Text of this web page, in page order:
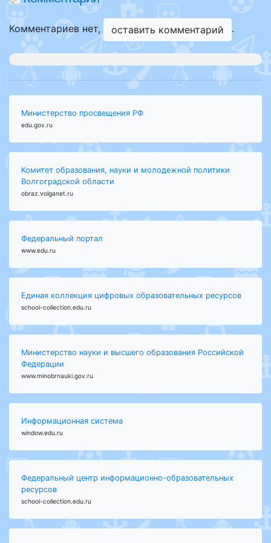
Комментариев нет, оставить комментарий .
Министерство просвещения РФ
edu.gov.ru
Комитет образования, науки и молодежной политики
Волгоградской области
obraz.volganet.ru
Федеральный портал
www.edu.ru
Единая коллекция цифровых образовательных ресурсов
school-collection.edu.ru
Министерство науки и высшего образования Российской
Федерации
www.minobrnauki.gov.ru
Информационная система
window.edu.ru
Федеральный центр информационно-образовательных
ресурсов
school-collection.edu.ru